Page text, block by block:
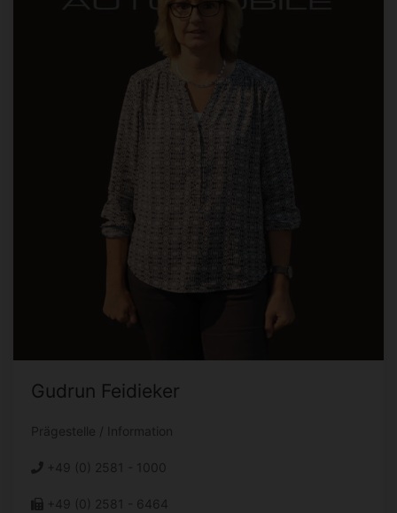
Gudrun Feidieker
Prägestelle / Information
+49 (0) 2581 - 1000
+49 (0) 2581 - 6464